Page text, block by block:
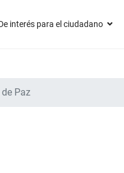
interés para el ciudadano
Paz